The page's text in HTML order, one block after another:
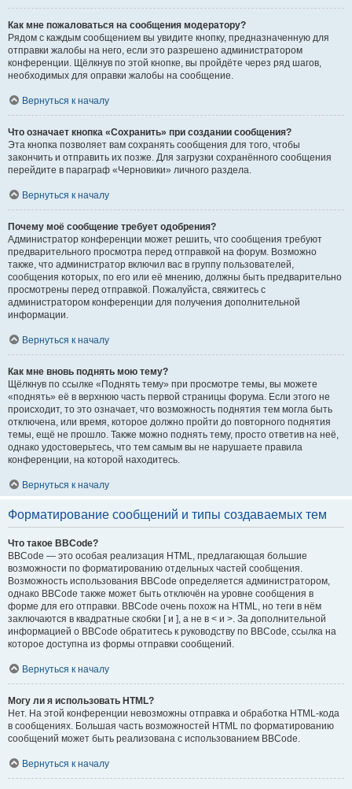
Как мне пожаловаться на сообщения модератору?
Рядом с каждым сообщением вы увидите кнопку, предназначенную для
отправки жалобы на него, если это разрешено администратором
конференции. Щёлкнув по этой кнопке, вы пройдёте через ряд шагов,
необходимых для оправки жалобы на сообщение.
Вернуться к началу
Что означает кнопка «Сохранить» при создании сообщения?
Эта кнопка позволяет вам сохранять сообщения для того, чтобы
закончить и отправить их позже. Для загрузки сохранённого сообщения
перейдите в параграф «Черновики» личного раздела.
Вернуться к началу
Почему моё сообщение требует одобрения?
Администратор конференции может решить, что сообщения требуют
предварительного просмотра перед отправкой на форум. Возможно
также, что администратор включил вас в группу пользователей,
сообщения которых, по его или её мнению, должны быть предварительно
просмотрены перед отправкой. Пожалуйста, свяжитесь с
администратором конференции для получения дополнительной
информации.
Вернуться к началу
Как мне вновь поднять мою тему?
Щёлкнув по ссылке «Поднять тему» при просмотре темы, вы можете
«поднять» её в верхнюю часть первой страницы форума. Если этого не
происходит, то это означает, что возможность поднятия тем могла быть
отключена, или время, которое должно пройти до повторного поднятия
темы, ещё не прошло. Также можно поднять тему, просто ответив на неё,
однако удостоверьтесь, что тем самым вы не нарушаете правила
конференции, на которой находитесь.
Вернуться к началу
Форматирование сообщений и типы создаваемых тем
Что такое BBCode?
BBCode — это особая реализация HTML, предлагающая большие
возможности по форматированию отдельных частей сообщения.
Возможность использования BBCode определяется администратором,
однако BBCode также может быть отключён на уровне сообщения в
форме для его отправки. BBCode очень похож на HTML, но теги в нём
заключаются в квадратные скобки [ и ], а не в < и >. За дополнительной
информацией о BBCode обратитесь к руководству по BBCode, ссылка на
которое доступна из формы отправки сообщений.
Вернуться к началу
Могу ли я использовать HTML?
Нет. На этой конференции невозможны отправка и обработка HTML-кода
в сообщениях. Большая часть возможностей HTML по форматированию
сообщений может быть реализована с использованием BBCode.
Вернуться к началу